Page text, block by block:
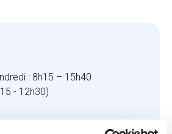
: 8h15 – 15h40
- 12h30)